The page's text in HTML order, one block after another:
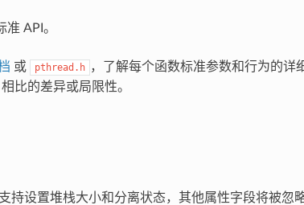
准 API。
或 pthread.h ，了解每个函数标准参数和行为的详
比的差异或局限性。
持设置堆栈大小和分离状态，其他属性字段将被忽略